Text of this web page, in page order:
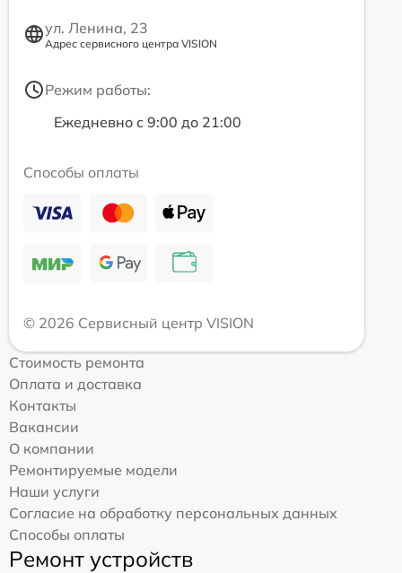
ул. Ленина, 23
Адрес сервисного центра VISION
Режим работы:
Ежедневно с 9:00 до 21:00
Способы оплаты
© 2026 Сервисный центр VISION
Стоимость ремонта
Оплата и доставка
Контакты
Вакансии
О компании
Ремонтируемые модели
Наши услуги
Согласие на обработку персональных данных
Способы оплаты
Ремонт устройств